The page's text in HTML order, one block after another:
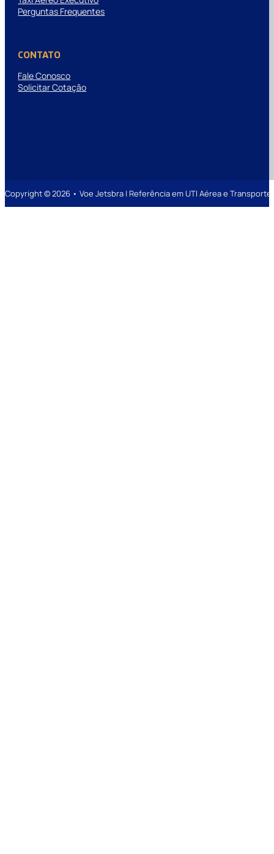
Perguntas Frequentes
CONTATO
Fale Conosco
Solicitar Cotação
Copyright © 2026 • Voe Jetsbra | Referência em UTI Aérea e